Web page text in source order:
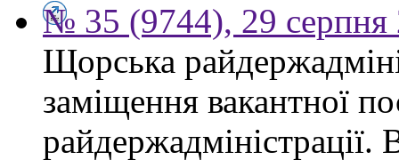
№ 35 (9744), 29 серпня
Щорська
заміщення вакантної
райдержадміністрації.